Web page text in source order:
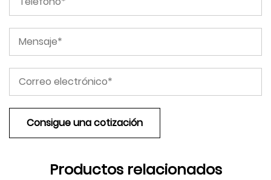
Productos relacionados